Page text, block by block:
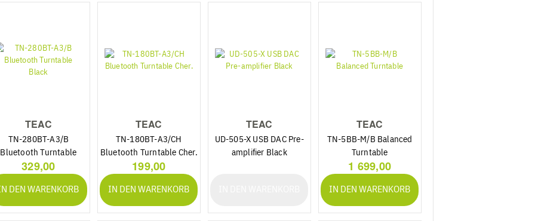
TEAC
TN-280BT-A3/B
Bluetooth Turntable
Black
329,00
DEN WARENKORB
TEAC
TN-180BT-A3/CH
Bluetooth Turntable Cher.
199,00
IN DEN WARENKORB
TEAC
UD-505-X USB DAC Pre-
amplifier Black
TEAC
TN-5BB-M/B Balanced
Turntable
1 699,00
IN DEN WARENKORB